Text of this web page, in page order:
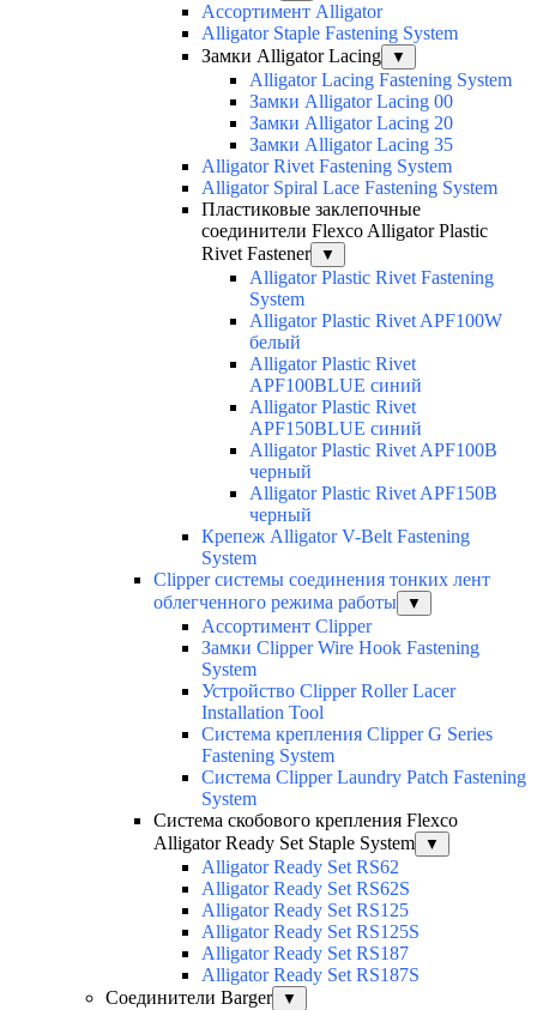
Ассортимент Alligator
Alligator Staple Fastening System
Замки Alligator Lacing
▼
Alligator Lacing Fastening System
Замки Alligator Lacing 00
Замки Alligator Lacing 20
Замки Alligator Lacing 35
Alligator Rivet Fastening System
Alligator Spiral Lace Fastening System
Пластиковые заклепочные
соединители Flexco Alligator Plastic
Rivet Fastener
▼
Alligator Plastic Rivet Fastening
System
Alligator Plastic Rivet APF100W
белый
Alligator Plastic Rivet
APF100BLUE синий
Alligator Plastic Rivet
APF150BLUE синий
Alligator Plastic Rivet APF100B
черный
Alligator Plastic Rivet APF150B
черный
Крепеж Alligator V-Belt Fastening
System
Clipper системы соединения тонких лент
облегченного режима работы
▼
Ассортимент Clipper
Замки Clipper Wire Hook Fastening
System
Устройство Clipper Roller Lacer
Installation Tool
Система крепления Clipper G Series
Fastening System
Система Clipper Laundry Patch Fastening
System
Система скобового крепления Flexco
Alligator Ready Set Staple System
▼
Alligator Ready Set RS62
Alligator Ready Set RS62S
Alligator Ready Set RS125
Alligator Ready Set RS125S
Alligator Ready Set RS187
Alligator Ready Set RS187S
Соединители Barger
▼